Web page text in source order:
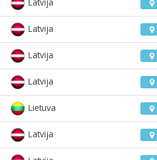
Latvija
Latvija
Latvija
Lietuva
Latvija